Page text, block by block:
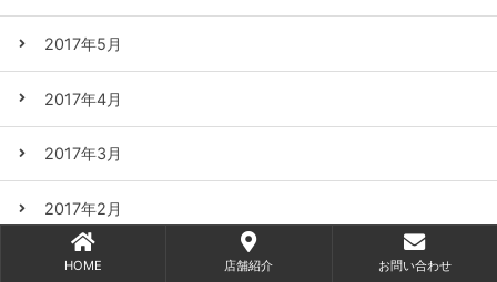
2017年5月
2017年4月
2017年3月
2017年2月
2017年1月
HOME 店舗紹介 お問い合わせ